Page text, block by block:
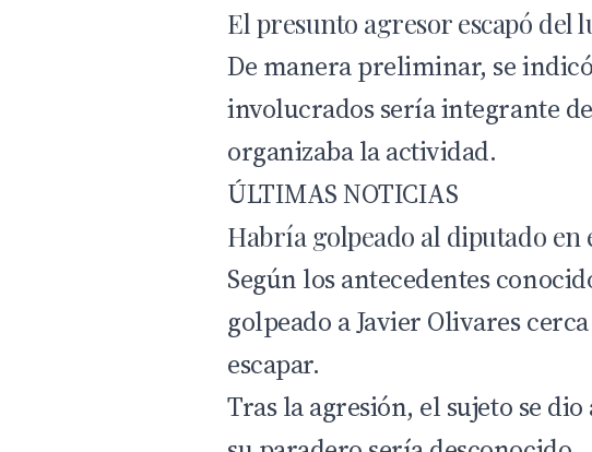
El presunto agresor escapó del
De manera preliminar, se
involucrados sería integrante
organizaba la actividad.
ÚLTIMAS NOTICIAS
Habría golpeado al diputado en
Según los antecedentes
golpeado a Javier Olivares
escapar.
Tras la agresión, el sujeto se